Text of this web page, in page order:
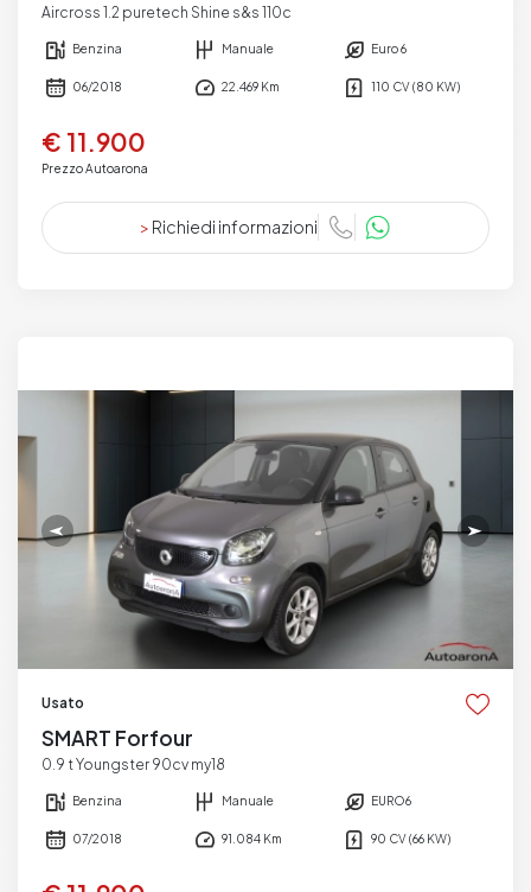
Aircross 1.2 puretech Shine s&s 110c
Benzina Manuale Euro 6
06/2018 22.469 Km 110 CV (80 KW)
€ 11.900
Prezzo Autoarona
> Richiedi informazioni
Usato
SMART Forfour
0.9 t Youngster 90cv my18
Benzina Manuale EURO6
07/2018 91.084 Km 90 CV (66 KW)